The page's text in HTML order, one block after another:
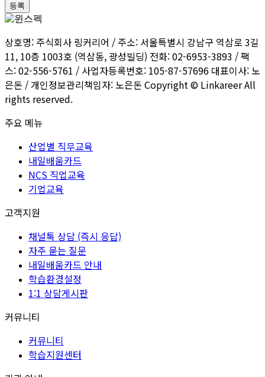
등록
상호명: 주식회사 링커리어 / 주소: 서울특별시 강남구 역삼로 3길
11, 10층 1003호 (역삼동, 광성빌딩) 전화: 02-6953-3893 / 팩
스: 02-556-5761 / 사업자등록번호: 105-87-57696 대표이사: 노
은돈 / 개인정보관리책임자: 노은돈 Copyright © Linkareer All
rights reserved.
주요 메뉴
산업별 직무교육
내일배움카드
NCS 직업교육
기업교육
고객지원
채널톡 상담 (즉시 응답)
자주 묻는 질문
내일배움카드 안내
학습환경설정
1:1 상담게시판
커뮤니티
커뮤니티
학습지원센터